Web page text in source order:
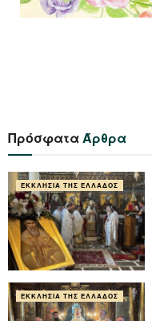
ΠρόσφαταΆρθρα
ΕΚΚΛΗΣΊΑ ΤΗΣ ΕΛΛΆΔΟΣ
ΕΚΚΛΗΣΊΑ ΤΗΣ ΕΛΛΆΔΟΣ